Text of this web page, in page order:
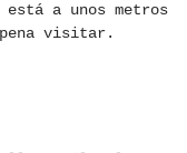
a unos metros
visitar.